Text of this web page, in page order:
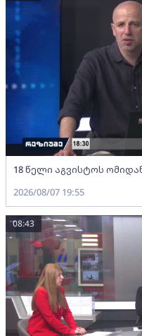
18 წელი აგვისტოს
2026/08/07 19:55
08:43